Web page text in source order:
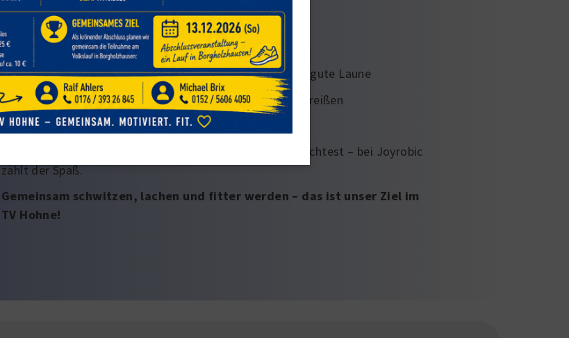
Ausdauer, Kraft und Koordination in einem Training
Rhythmische Bewegungen zu motivierender Musik
Für Einsteiger*innen und Fortgeschrittene geeignet
Fettverbrennung, Muskelstraffung und jede Menge gute Laune
Trainiere in der Gruppe und lass dich von der Energie mitreißen
Für alle, die sich gerne bewegen
Egal ob du sportlich bist oder gerade erst einsteigen möchtest – bei Joyrobic
zählt der Spaß.
Gemeinsam schwitzen, lachen und fitter werden – das ist unser Ziel im
TV Hohne!